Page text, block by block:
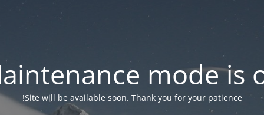
mode is
Site will be available soon. Thank you for your patience!